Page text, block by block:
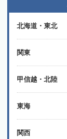
北海道・東北
関東
甲信越・北陸
東海
関西